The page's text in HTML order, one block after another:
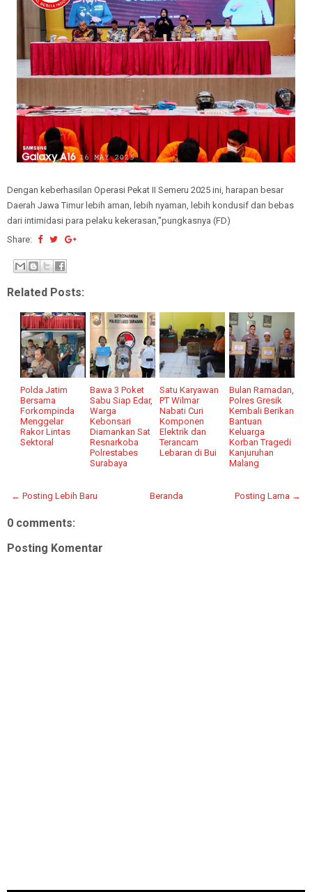
Dengan keberhasilan Operasi Pekat II Semeru 2025 ini, harapan besar
Daerah Jawa Timur lebih aman, lebih nyaman, lebih kondusif dan bebas
dari intimidasi para pelaku kekerasan,"pungkasnya (FD)
Share:
Related Posts:
Polda Jatim
Bersama
Forkompinda
Menggelar
Rakor Lintas
Sektoral
Bawa 3 Poket
Sabu Siap Edar,
Warga
Kebonsari
Diamankan Sat
Resnarkoba
Polrestabes
Surabaya
Satu Karyawan
PT Wilmar
Nabati Curi
Komponen
Elektrik dan
Terancam
Lebaran di Bui
Bulan Ramadan,
Polres Gresik
Kembali Berikan
Bantuan
Keluarga
Korban Tragedi
Kanjuruhan
Malang
← Posting Lebih Baru Posting Lama →
Beranda
0 comments:
Posting Komentar